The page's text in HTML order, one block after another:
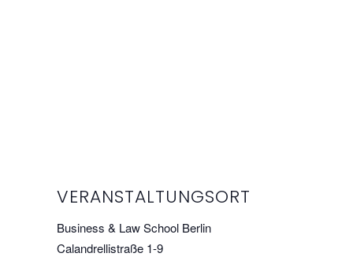
VERANSTALTUNGSORT
Business & Law School Berlin
Calandrellistraße 1-9